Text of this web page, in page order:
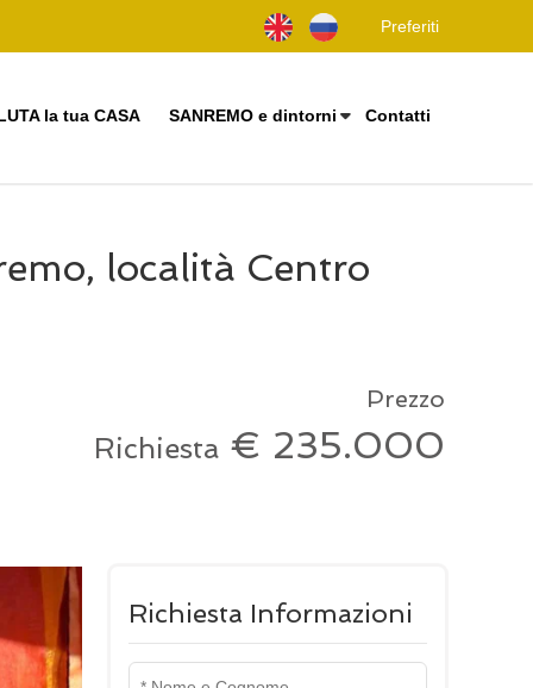
Preferiti
la tua CASA SANREMO e dintorni Contatti
località Centro
Prezzo
Richiesta € 235.000
Richiesta Informazioni